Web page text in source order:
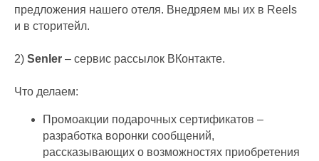
предложения нашего отеля. Внедряем мы их в Reels
и в сторитейл.
2) Senler – сервис рассылок ВКонтакте.
Что делаем:
Промоакции подарочных сертификатов –
разработка воронки сообщений,
рассказывающих о возможностях приобретения